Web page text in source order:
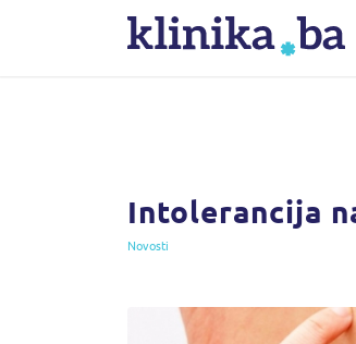
Intolerancija
Novosti